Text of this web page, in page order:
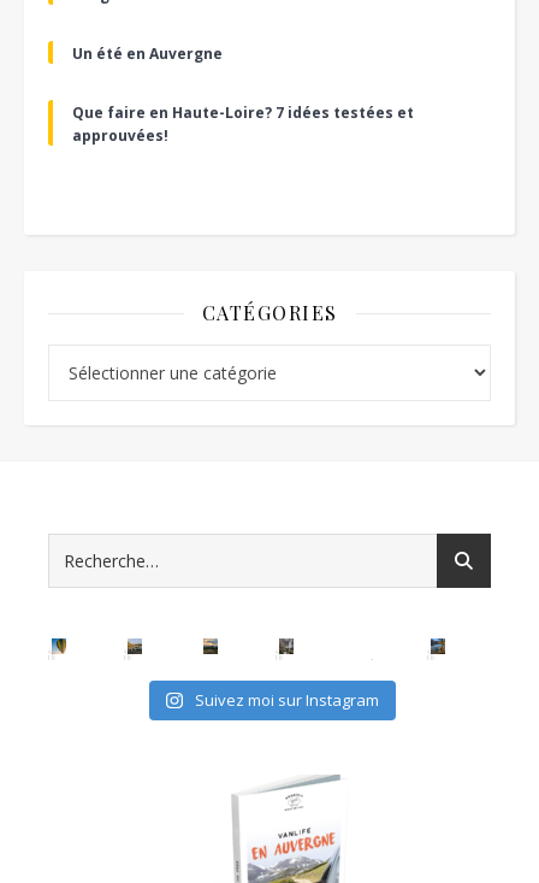
Un été en Auvergne
Que faire en Haute-Loire? 7 idées testées et
approuvées!
CATÉGORIES
Suivez moi sur Instagram